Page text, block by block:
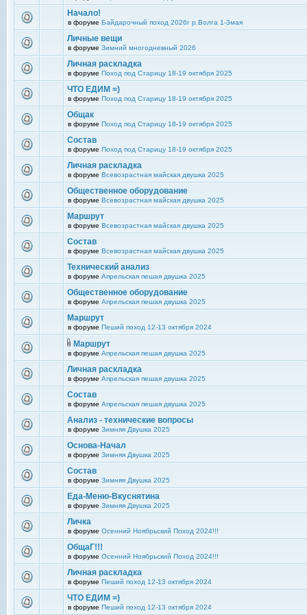
Начало!
в форуме Байдарочный поход 2026г р.Волга 1-3мая
Личные вещи
в форуме Зимний многодневный 2026
Личная раскладка
в форуме Поход под Старицу 18-19 октября 2025
ЧТО ЕДИМ =)
в форуме Поход под Старицу 18-19 октября 2025
Общак
в форуме Поход под Старицу 18-19 октября 2025
Состав
в форуме Поход под Старицу 18-19 октября 2025
Личная раскладка
в форуме Всевозрастная майская двушка 2025
Общественное оборудование
в форуме Всевозрастная майская двушка 2025
Маршрут
в форуме Всевозрастная майская двушка 2025
Состав
в форуме Всевозрастная майская двушка 2025
Технический анализ
в форуме Апрельская пешая двушка 2025
Общественное оборудование
в форуме Апрельская пешая двушка 2025
Маршрут
в форуме Пеший поход 12-13 октября 2024
Маршрут
в форуме Апрельская пешая двушка 2025
Личная раскладка
в форуме Апрельская пешая двушка 2025
Состав
в форуме Апрельская пешая двушка 2025
Анализ - технические вопросы
в форуме Зимняя Двушка 2025
Основа-Начал
в форуме Зимняя Двушка 2025
Состав
в форуме Зимняя Двушка 2025
Еда-Меню-Вкуснятина
в форуме Зимняя Двушка 2025
Личка
в форуме Осенний Ноябрьский Поход 2024!!!
ОбщаГ!!!
в форуме Осенний Ноябрьский Поход 2024!!!
Личная раскладка
в форуме Пеший поход 12-13 октября 2024
ЧТО ЕДИМ =)
в форуме Пеший поход 12-13 октября 2024